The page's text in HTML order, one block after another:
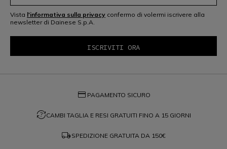
Vista l'informativa sulla privacy confermo di volermi iscrivere alla
newsletter di Dainese S.p.A.
credit_card PAGAMENTO SICURO
question_exchangeCAMBI TAGLIA E RESI GRATUITI FINO A 15 GIORNI
local_shipping SPEDIZIONE GRATUITA DA 150€